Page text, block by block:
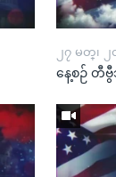
၂၇ မတ္၊ ၂
နေ့စဉ် တီ